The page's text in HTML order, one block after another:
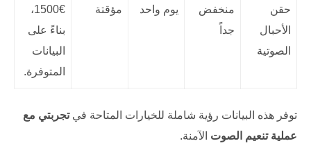
حقن
الأحبال
الصوتية
منخفض
جداً
يوم واحد مؤقتة
1500€،
بناءً على
البيانات
المتوفرة.
توفر هذه البيانات رؤية شاملة للخيارات المتاحة فيتجربتي مع
عملية تنعيم الصوت الآمنة.